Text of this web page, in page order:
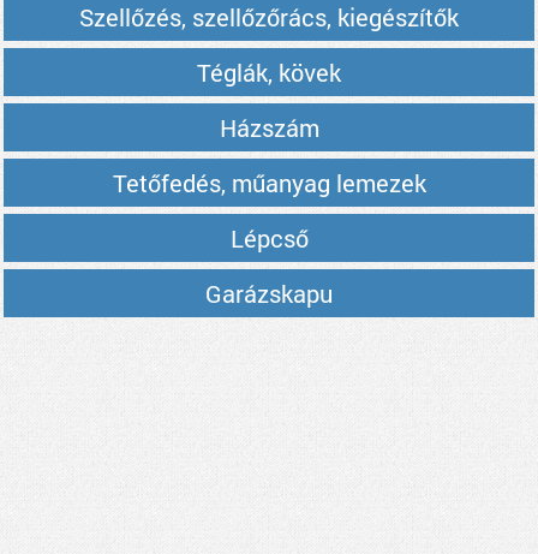
Szellőzés, szellőzőrács, kiegészítők
Téglák, kövek
Házszám
Tetőfedés, műanyag lemezek
Lépcső
Garázskapu